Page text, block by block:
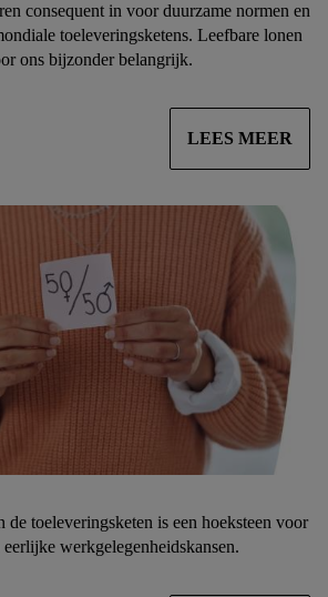
consequent in voor duurzame normen en
toeleveringsketens. Leefbare lonen
ons bijzonder belangrijk.
LEES MEER
toeleveringsketen is een hoeksteen voor
werkgelegenheidskansen.